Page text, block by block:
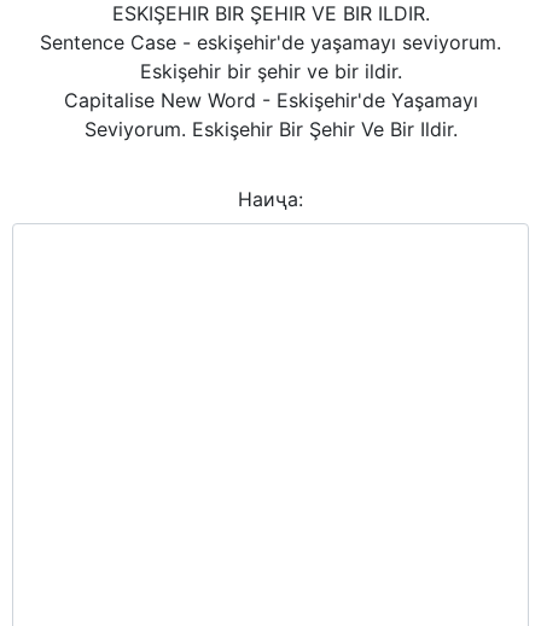
ESKIŞEHIR BIR ŞEHIR VE BIR ILDIR.
Sentence Case - eskişehir'de yaşamayı seviyorum.
Eskişehir bir şehir ve bir ildir.
Capitalise New Word - Eskişehir'de Yaşamayı
Seviyorum. Eskişehir Bir Şehir Ve Bir Ildir.
Наиҷа: